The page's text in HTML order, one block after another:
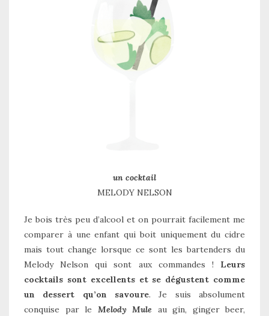
un cocktail
MELODY NELSON
Je bois très peu d’alcool et on pourrait facilement me
comparer à une enfant qui boit uniquement du cidre
mais tout change lorsque ce sont les bartenders du
Melody Nelson qui sont aux commandes ! Leurs
cocktails sont excellents et se dégustent comme
un dessert qu’on savoure. Je suis absolument
conquise par le Melody Mule au gin, ginger beer,